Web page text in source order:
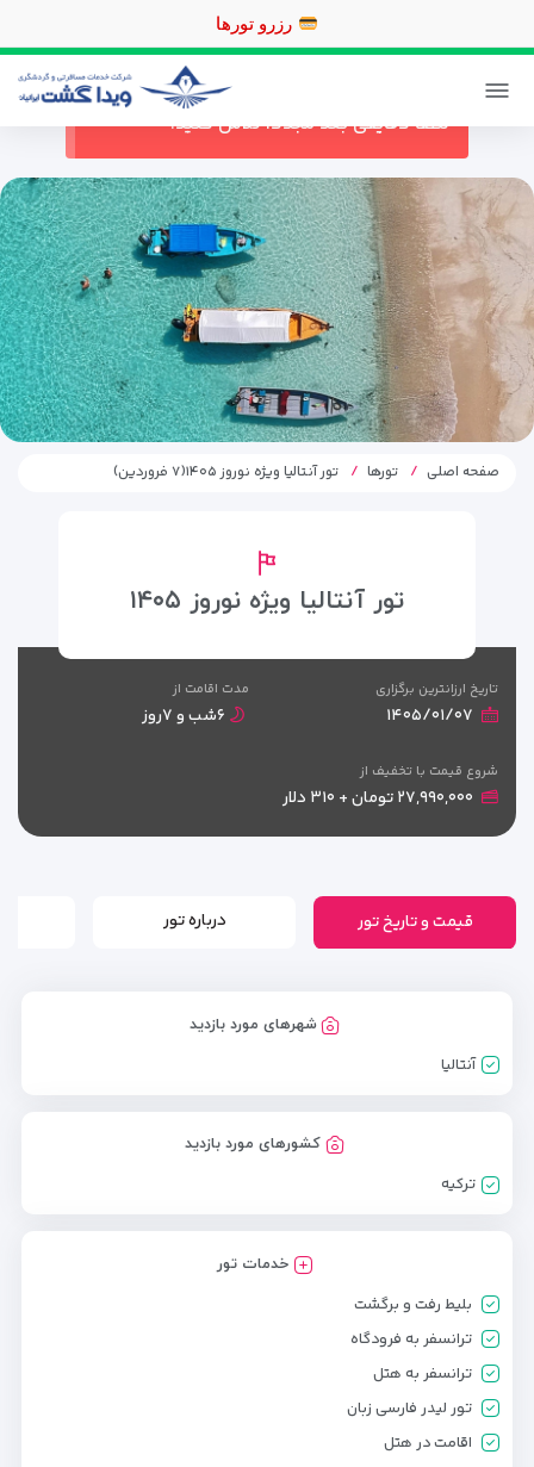
رزرو
در حال حاضر ارتباط با سرور قطع می باشد
لطفا دقایقی بعد مجددا تلاش کنید.
صفحه اصلی تورها تور آنتالیا ویژه نوروز ۱۴۰۵(۷ فروردین)
تور آنتالیا ویژه نوروز ۱۴۰۵
تاریخ ارزانترین برگزاری
۱۴۰۵/۰۱/۰۷
مدت اقامت از
۶شب و ۷روز
شروع قیمت با تخفیف از
۲۷,۹۹۰,۰۰۰ تومان + ۳۱۰ دلار
قیمت و تاریخ تور درباره تور
شهرهای مورد بازدید
آنتالیا
کشورهای مورد بازدید
ترکیه
خدمات تور
بلیط رفت و برگشت
ترانسفر به فرودگاه
ترانسفر به هتل
تور لیدر فارسی زبان
اقامت در هتل